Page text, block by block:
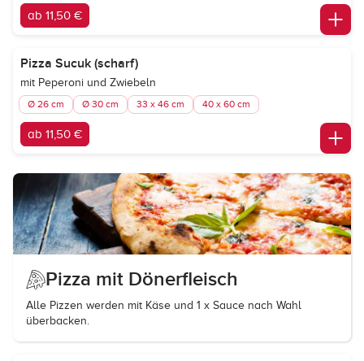
ab 11,50 €
Pizza Sucuk (scharf)
mit Peperoni und Zwiebeln
Ø 26 cm Ø 30 cm 33 x 46 cm 40 x 60 cm
ab 11,50 €
Pizza mit Dönerfleisch
Alle Pizzen werden mit Käse und 1 x Sauce nach Wahl
überbacken.